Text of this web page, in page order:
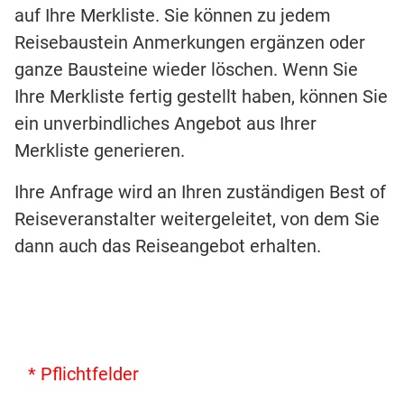
auf Ihre Merkliste. Sie können zu jedem
Reisebaustein Anmerkungen ergänzen oder
ganze Bausteine wieder löschen. Wenn Sie
Ihre Merkliste fertig gestellt haben, können Sie
ein unverbindliches Angebot aus Ihrer
Merkliste generieren.
Ihre Anfrage wird an Ihren zuständigen Best of
Reiseveranstalter weitergeleitet, von dem Sie
dann auch das Reiseangebot erhalten.
* Pflichtfelder